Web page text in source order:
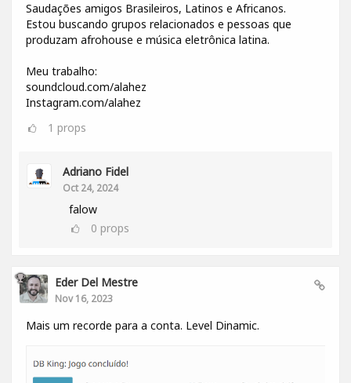
Saudações amigos Brasileiros, Latinos e Africanos.
Estou buscando grupos relacionados e pessoas que
produzam afrohouse e música eletrônica latina.
Meu trabalho:
soundcloud.com/alahez
Instagram.com/alahez
1 props
Adriano Fidel
Oct 24, 2024
falow
0 props
Eder Del Mestre
Nov 16, 2023
Mais um recorde para a conta. Level Dinamic.